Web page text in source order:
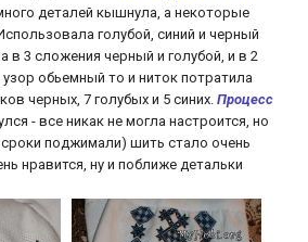
деталей кышнула, а некоторые
голубой, синий и черный
в 3 сложения черный и голубой, и в 2
обьемный то и ниток потратила
черных, 7 голубых и 5 синих. Процесс
- все никак не могла настроится, но
сроки поджимали) шить стало очень
нравится, ну и поближе детальки